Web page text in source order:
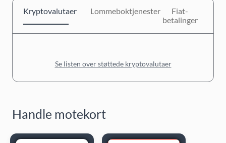
Kryptovalutaer Lommeboktjenester
Fiat-
betalinger
Se listen over støttede kryptovalutaer
Handle motekort